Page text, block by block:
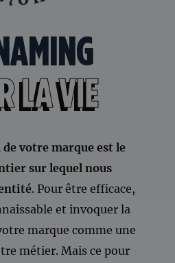
LA VIE
de votre marque est le
sur lequel nous
. Pour être efficace,
et invoquer la
marque comme une
métier. Mais ce pour